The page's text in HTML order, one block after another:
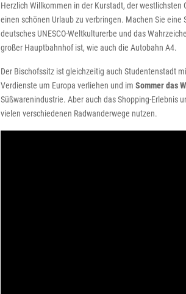
Herzlich Willkommen in der Kurstadt, der
einen schönen Urlaub zu verbringen. Machen Sie
deutsches UNESCO-Weltkulturerbe und das
großer Hauptbahnhof ist, wie auch die Autobahn A4.
Der Bischofssitz ist gleichzeitig auch Studentenstadt
Verdienste um Europa verliehen und im Sommer das
Süßwarenindustrie. Aber auch das Shopping-Erlebnis
vielen verschiedenen Radwanderwege nutzen.